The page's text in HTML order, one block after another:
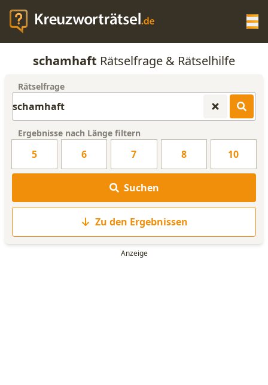
KREUZWORTRÄTSEL-HILFE
WORTLISTE
schamhaft Rätselfrage & Rätselhilfe
Rätselfrage
Ergebnisse nach Länge filtern
5 6 7 8 10
Suchen
Zu den Ergebnissen